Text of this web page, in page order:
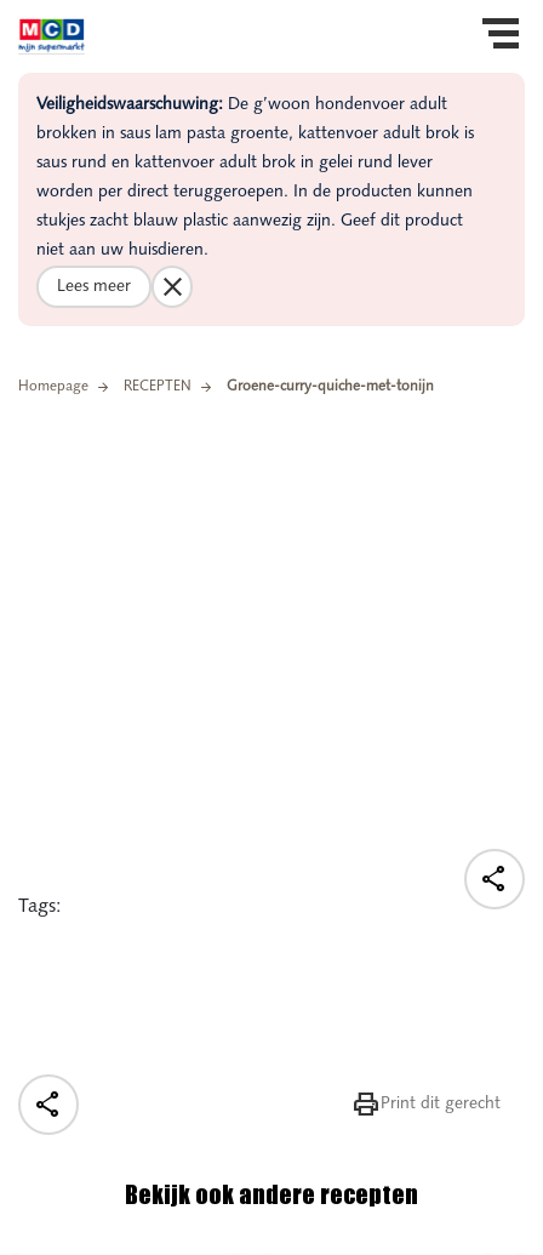
Veiligheidswaarschuwing: De g’woon hondenvoer adult
brokken in saus lam pasta groente, kattenvoer adult brok is
saus rund en kattenvoer adult brok in gelei rund lever
worden per direct teruggeroepen. In de producten kunnen
stukjes zacht blauw plastic aanwezig zijn. Geef dit product
niet aan uw huisdieren.
Lees meer
Homepage RECEPTEN Groene-curry-quiche-met-tonijn
Tags:

  Print dit gerecht
Bekijk ook andere recepten